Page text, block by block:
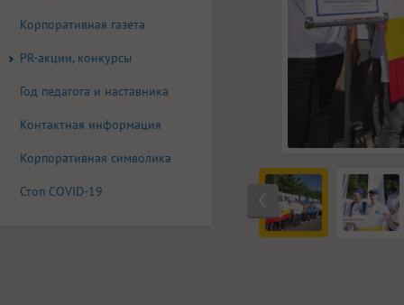
Корпоративная газета
PR-акции, конкурсы
Год педагога и наставника
Контактная информация
Корпоративная символика
Стоп COVID-19